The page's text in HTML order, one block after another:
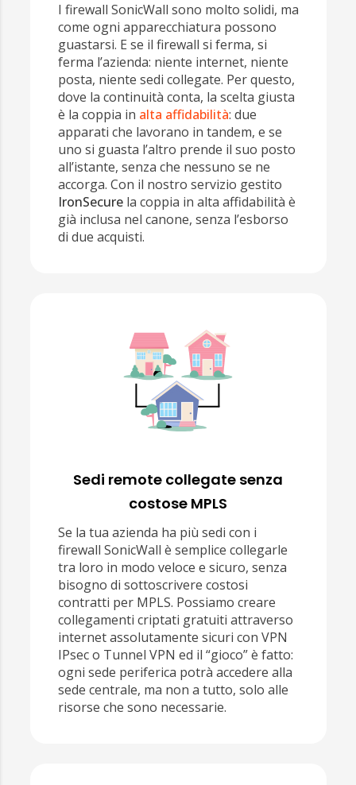
I firewall SonicWall sono molto solidi, ma
come ogni apparecchiatura possono
guastarsi. E se il firewall si ferma, si
ferma l’azienda: niente internet, niente
posta, niente sedi collegate. Per questo,
dove la continuità conta, la scelta giusta
è la coppia in alta affidabilità: due
apparati che lavorano in tandem, e se
uno si guasta l’altro prende il suo posto
all’istante, senza che nessuno se ne
accorga. Con il nostro servizio gestito
IronSecurela coppia in alta affidabilità è
già inclusa nel canone, senza l’esborso
di due acquisti.
Sedi remote collegate senza
costose MPLS
Se la tua azienda ha più sedi con i
firewall SonicWall è semplice collegarle
tra loro in modo veloce e sicuro, senza
bisogno di sottoscrivere costosi
contratti per MPLS. Possiamo creare
collegamenti criptati gratuiti attraverso
internet assolutamente sicuri con VPN
IPsec o Tunnel VPN ed il “gioco” è fatto:
ogni sede periferica potrà accedere alla
sede centrale, ma non a tutto, solo alle
risorse che sono necessarie.